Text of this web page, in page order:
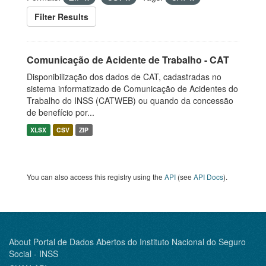
Filter Results
Comunicação de Acidente de Trabalho - CAT
Disponibilização dos dados de CAT, cadastradas no
sistema informatizado de Comunicação de Acidentes do
Trabalho do INSS (CATWEB) ou quando da concessão
de benefício por...
XLSX CSV ZIP
You can also access this registry using the API (see API Docs).
About Portal de Dados Abertos do Instituto Nacional do Seguro
Social - INSS